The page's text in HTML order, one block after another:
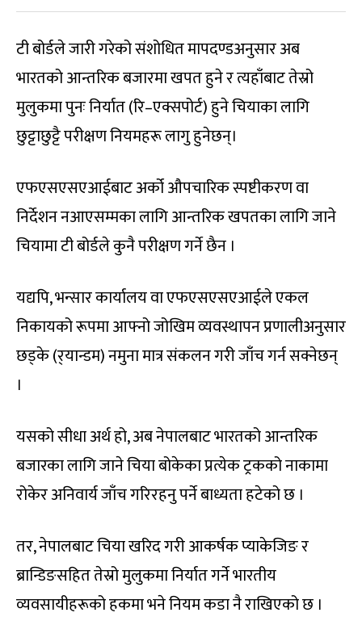
टी बोर्डले जारी गरेको संशोधित मापदण्डअनुसार अब
भारतको आन्तरिक बजारमा खपत हुने र त्यहाँबाट तेस्रो
मुलुकमा पुनः निर्यात (रि–एक्सपोर्ट) हुने चियाका लागि
छुट्टाछुट्टै परीक्षण नियमहरू लागु हुनेछन्।
एफएसएसएआईबाट अर्को औपचारिक स्पष्टीकरण वा
निर्देशन नआएसम्मका लागि आन्तरिक खपतका लागि जाने
चियामा टी बोर्डले कुनै परीक्षण गर्ने छैन ।
यद्यपि, भन्सार कार्यालय वा एफएसएसएआईले एकल
निकायको रूपमा आफ्नो जोखिम व्यवस्थापन प्रणालीअनुसार
छड्के (र्‌यान्डम) नमुना मात्र संकलन गरी जाँच गर्न सक्नेछन्
।
यसको सीधा अर्थ हो, अब नेपालबाट भारतको आन्तरिक
बजारका लागि जाने चिया बोकेका प्रत्येक ट्रकको नाकामा
रोकेर अनिवार्य जाँच गरिरहनु पर्ने बाध्यता हटेको छ ।
तर, नेपालबाट चिया खरिद गरी आकर्षक प्याकेजिङ र
ब्रान्डिङसहित तेस्रो मुलुकमा निर्यात गर्ने भारतीय
व्यवसायीहरूको हकमा भने नियम कडा नै राखिएको छ ।